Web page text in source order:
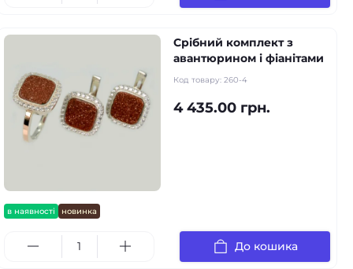
в наявності новинка
Срібний комплект з
авантюрином і фіанітами
Код товару: 260-4
4 435.00 грн.
До кошика